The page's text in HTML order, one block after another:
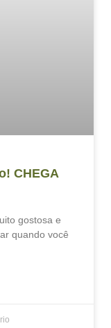
CHEGA
gostosa e
quando você